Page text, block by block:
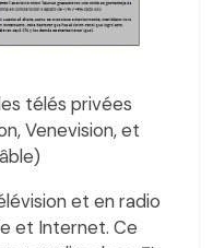
télés privées
Venevision, et
et en radio
et Internet. Ce